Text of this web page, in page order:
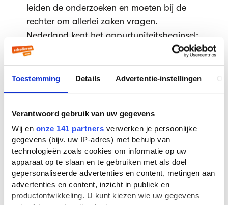
Toestemming Details Advertentie-instellingen
Verantwoord gebruik van uw gegevens
Wij en onze 141 partners verwerken je persoonlijke
gegevens (bijv. uw IP-adres) met behulp van
technologieën zoals cookies om informatie op uw
apparaat op te slaan en te gebruiken met als doel
gepersonaliseerde advertenties en content, metingen aan
advertenties en content, inzicht in publiek en
productontwikkeling. U kunt kiezen wie uw gegevens
leiden de onderzoeken en moeten bij de
rechter om allerlei zaken vragen.
Nederland kent het oppurtuniteitsbeginsel:
het OM hoeft niet alle strafbare feiten te
vervolgen, de officier van justitie kan ook
een zaak seponeren (= niet aan de rechter
doorgeven), maar ook afhandelen met een
bepaald bedrag en dan komt de zaak niet
voor de rechter.
De politie heeft drie hoofdtaken:
- Hulpverlening
- Handhaven openbare orde
- Opsporingstaken